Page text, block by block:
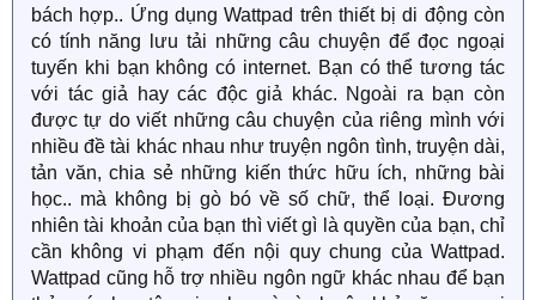
bách hợp.. Ứng dụng Wattpad trên thiết bị di động còn
có tính năng lưu tải những câu chuyện để đọc ngoại
tuyến khi bạn không có internet. Bạn có thể tương tác
với tác giả hay các độc giả khác. Ngoài ra bạn còn
được tự do viết những câu chuyện của riêng mình với
nhiều đề tài khác nhau như truyện ngôn tình, truyện dài,
tản văn, chia sẻ những kiến thức hữu ích, những bài
học.. mà không bị gò bó về số chữ, thể loại. Đương
nhiên tài khoản của bạn thì viết gì là quyền của bạn, chỉ
cần không vi phạm đến nội quy chung của Wattpad.
Wattpad cũng hỗ trợ nhiều ngôn ngữ khác nhau để bạn